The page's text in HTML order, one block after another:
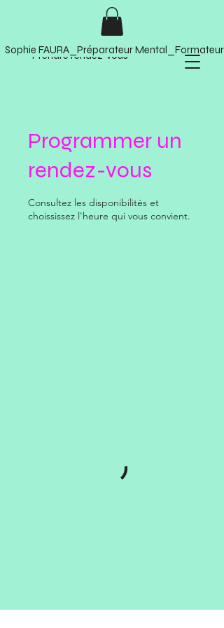
Prendre rendez-vous
Sophie FAURA_Préparateur Mental_Formateur
Programmer un
rendez-vous
Consultez les disponibilités et
choississez l'heure qui vous convient.